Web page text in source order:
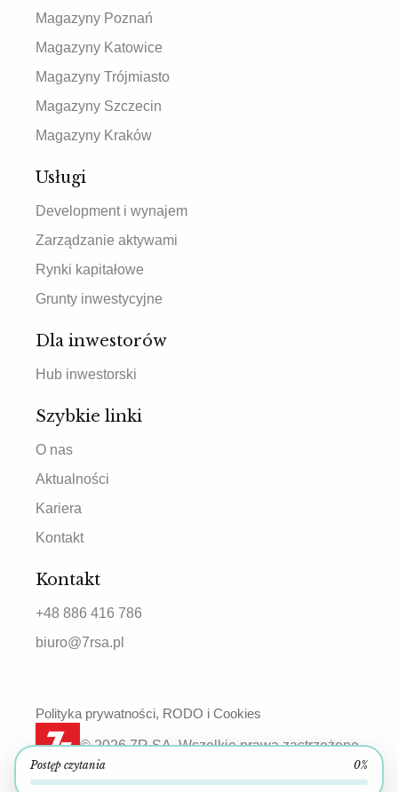
Postęp czytania 0%
Magazyny Poznań
Magazyny Katowice
Magazyny Trójmiasto
Magazyny Szczecin
Magazyny Kraków
Usługi
Development i wynajem
Zarządzanie aktywami
Rynki kapitałowe
Grunty inwestycyjne
Dla inwestorów
Hub inwestorski
Szybkie linki
O nas
Aktualności
Kariera
Kontakt
Kontakt
+48 886 416 786
biuro@7rsa.pl
© 2026 7R SA. Wszelkie prawa zastrzeżone.
Polityka prywatności, RODO i Cookies